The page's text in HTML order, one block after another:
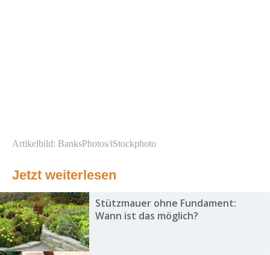
Artikelbild: BanksPhotos/iStockphoto
Jetzt weiterlesen
Stützmauer ohne Fundament:
Wann ist das möglich?